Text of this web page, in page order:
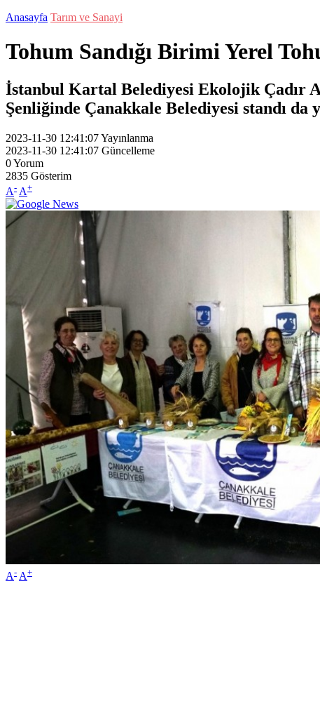
Anasayfa Tarım ve Sanayi
Tohum Sandığı Birimi Yerel
İstanbul Kartal Belediyesi Ekolojik Çadır
Şenliğinde Çanakkale Belediyesi standı da
2023-11-30 12:41:07Yayınlanma
2023-11-30 12:41:07 Güncelleme
0Yorum
2835 Gösterim
A- A+
A- A+